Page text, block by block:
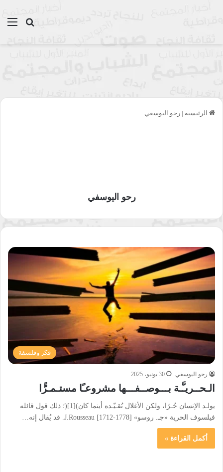
بحث
الرئيسية | رحو اليوسفي
رحو اليوسفي
فكر وفلسفة
رحو اليوسفي 30 يونيو، 2025
الـحــريـَّـة بـــوصــفـــها مشروعـًا مستـمـرًّا
يولـد الإنسان حُـرّا، ولكن الأغلال تُقـيّـده أينما كان)[1](؛ ذلك قول قائله
فيلسوف الحرية «جـ. روسو» J.Rousseau [1712-1778]. قد يُقال إنه…
أكمل القراءة »